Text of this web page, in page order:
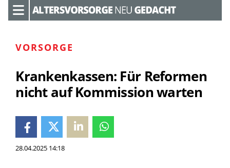
VORSORGE
Krankenkassen: Für Reformen
nicht auf Kommission warten
28.04.2025 14:18